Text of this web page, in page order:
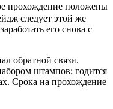
прохождение положены
следует этой же
его снова с
обратной связи.
штампов; годится
Срока на прохождение